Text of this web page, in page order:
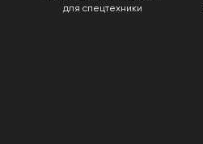
для спецтехники